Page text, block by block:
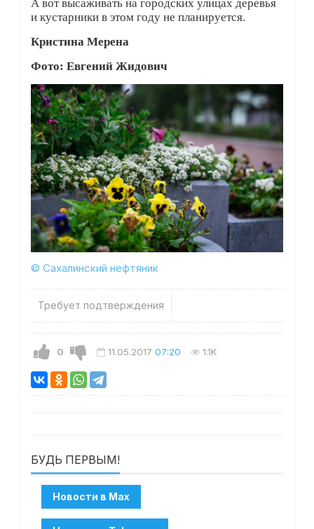
А вот высаживать на городских улицах деревья
и кустарники в этом году не планируется.
Кристина Мерена
Фото: Евгений Жидович
© Сахалинский нефтяник
Требует подтверждения
0 11.05.2017 07:20 1.1K
БУДЬ ПЕРВЫМ!